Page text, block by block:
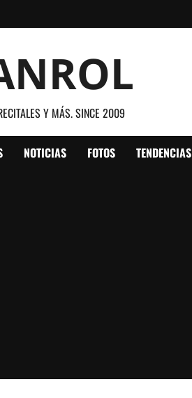
Y MÁS. SINCE 2009
NOTICIAS FOTOS TENDENCIAS